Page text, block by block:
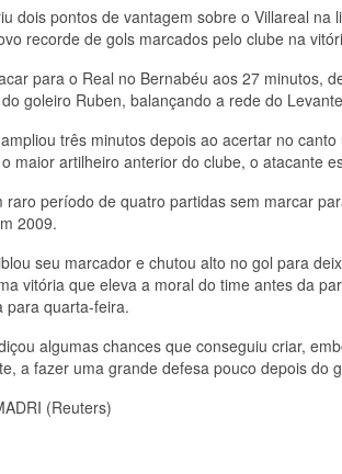
dois pontos de vantagem sobre o Villareal
recorde de gols marcados pelo clube na
para o Real no Bernabéu aos 27 minutos,
goleiro Ruben, balançando a rede do
três minutos depois ao acertar no
maior artilheiro anterior do clube, o atacante
raro período de quatro partidas sem marcar
2009.
seu marcador e chutou alto no gol para
vitória que eleva a moral do time antes da
para quarta-feira.
algumas chances que conseguiu criar,
a fazer uma grande defesa pouco depois do
(Reuters)